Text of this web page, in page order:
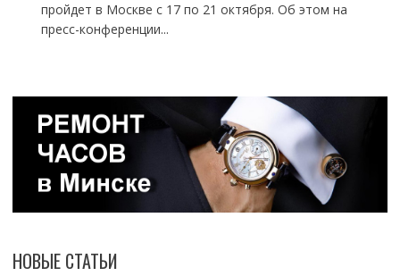
пройдет в Москве с 17 по 21 октября. Об этом на
пресс-конференции...
НОВЫЕ СТАТЬИ